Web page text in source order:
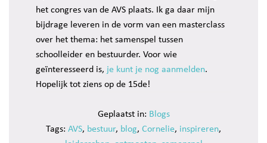
het congres van de AVS plaats. Ik ga daar mijn
bijdrage leveren in de vorm van een masterclass
over het thema: het samenspel tussen
schoolleider en bestuurder. Voor wie
geïnteresseerd is, je kunt je nog aanmelden.
Hopelijk tot ziens op de 15de!
Geplaatst in: Blogs
Tags: AVS, bestuur, blog, Cornelie, inspireren,